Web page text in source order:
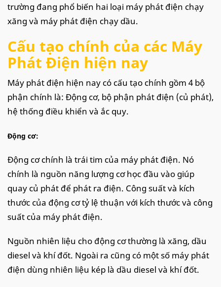
trường đang phổ biến hai loại máy phát điện chạy
xăng và máy phát điện chạy dầu.
Cấu tạo chính của các Máy
Phát Điện hiện nay
Máy phát điện hiện nay có cấu tạo chính gồm 4 bộ
phận chính là: Động cơ, bộ phận phát điện (củ phát),
hệ thống điều khiển và ắc quy.
Động cơ:
Động cơ chính là trái tim của máy phát điện. Nó
chính là nguồn năng lượng cơ học đầu vào giúp
quay củ phát để phát ra điện. Công suất và kích
thước của động cơ tỷ lệ thuận với kích thước và công
suất của máy phát điện.
Nguồn nhiên liệu cho động cơ thường là xăng, dầu
diesel và khí đốt. Ngoài ra cũng có một số máy phát
điện dùng nhiên liệu kép là dầu diesel và khí đốt.